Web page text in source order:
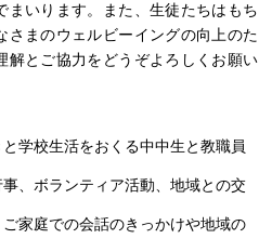
まいります。また、生徒たちはもち
さまのウェルビーイングの向上のた
解とご協力をどうぞよろしくお願い
学校生活をおくる中中生と教職員
、ボランティア活動、地域との交
家庭での会話のきっかけや地域の